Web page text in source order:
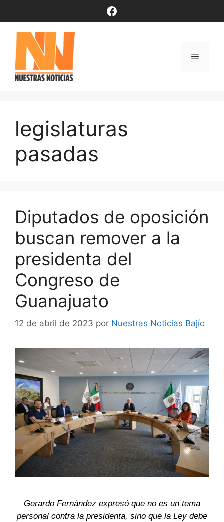
contenido
Facebook
Menú
legislaturas
pasadas
Diputados de oposición
buscan remover a la
presidenta del
Congreso de
Guanajuato
12 de abril de 2023 por Nuestras Noticias Bajío
Gerardo Fernández expresó que no es un tema
personal contra la presidenta, sino que la Ley debe